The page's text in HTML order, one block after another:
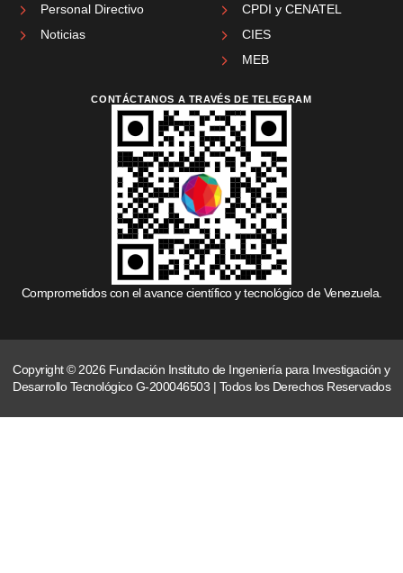
Personal Directivo
Noticias
CPDI y CENATEL
CIES
MEB
CONTÁCTANOS A TRAVÉS DE TELEGRAM
Comprometidos con el avance científico y tecnológico de Venezuela.
Copyright © 2026 Fundación Instituto de Ingeniería para Investigación y
Desarrollo Tecnológico G-200046503 | Todos los Derechos Reservados